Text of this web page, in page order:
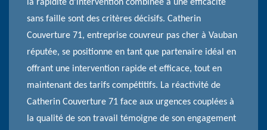
la rapidité d'intervention combinée à une efficacité
sans faille sont des critères décisifs. Catherin
Couverture 71, entreprise couvreur pas cher à Vauban
réputée, se positionne en tant que partenaire idéal en
offrant une intervention rapide et efficace, tout en
maintenant des tarifs compétitifs. La réactivité de
Catherin Couverture 71 face aux urgences couplées à
la qualité de son travail témoigne de son engagement